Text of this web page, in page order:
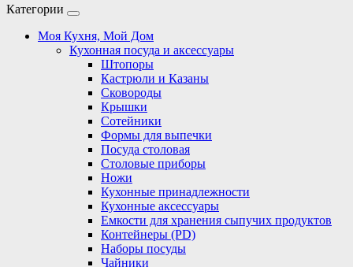
Категории
Моя Кухня, Мой Дом
Кухонная посуда и аксессуары
Штопоры
Кастрюли и Казаны
Сковороды
Крышки
Сотейники
Формы для выпечки
Посуда столовая
Столовые приборы
Ножи
Кухонные принадлежности
Кухонные аксессуары
Емкости для хранения сыпучих продуктов
Контейнеры (PD)
Наборы посуды
Чайники